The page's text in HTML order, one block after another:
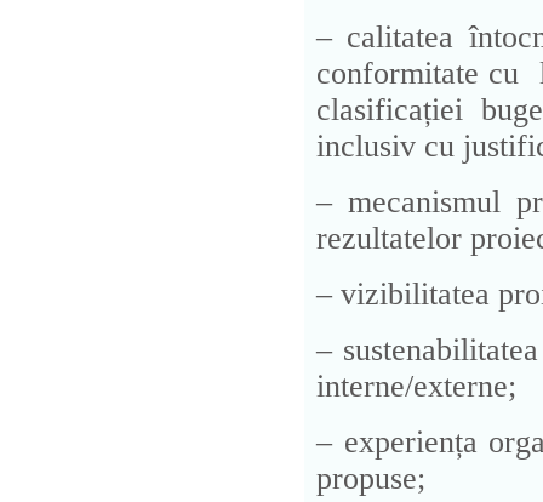
– calitatea
conformitate cu
clasificației
inclusiv cu
– mecanismul
rezultatelor
– vizibilitatea
–
interne/externe;
– experiența
propuse;